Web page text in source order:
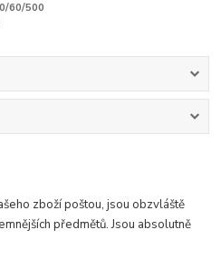
60/500
zboží poštou, jsou obzvláště
předmětů. Jsou absolutně